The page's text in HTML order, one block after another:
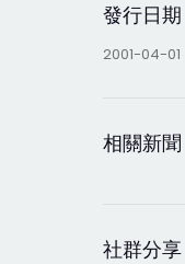
發行日期
2001-04-01
相關新聞
社群分享